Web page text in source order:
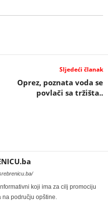
Sljedeći članak
Oprez, poznata voda se
povlači sa tržišta..
koji ima za cilj promociju
području opštine.